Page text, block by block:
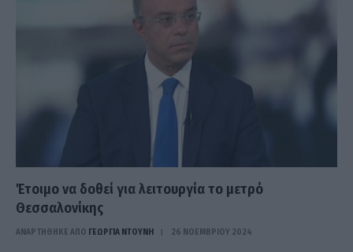
Έτοιμο να δοθεί για λειτουργία το μετρό
Θεσσαλονίκης
ΑΝΑΡΤΗΘΗΚΕ ΑΠΟ ΓΕΩΡΓΊΑ ΝΤΟΎΝΗ 26 ΝΟΕΜΒΡΊΟΥ 2024